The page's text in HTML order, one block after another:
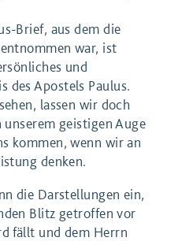
Brief, aus dem die
war, ist
und
des Apostels Paulus.
lassen wir doch
geistigen Auge
kommen, wenn wir an
denken.
die Darstellungen ein,
Blitz getroffen vor
fällt und dem Herrn